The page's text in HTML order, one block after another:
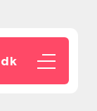
dk